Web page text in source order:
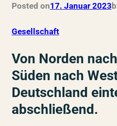
Posted on17. Januar 2023
Gesellschaft
Von Norden
Süden nach
Deutschland
abschließend.